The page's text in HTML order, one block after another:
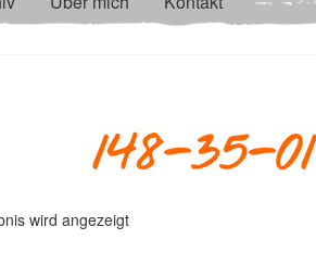
148-35-01
wird angezeigt